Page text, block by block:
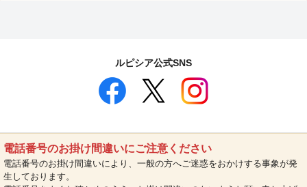
ルピシア公式SNS
電話番号のお掛け間違いにご注意ください
電話番号のお掛け間違いにより、一般の方へご迷惑をおかけする事象が発
生しております。